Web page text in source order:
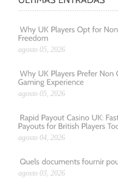
agosto 05, 2026
agosto 05, 2026
agosto 04, 2026
agosto 03, 2026